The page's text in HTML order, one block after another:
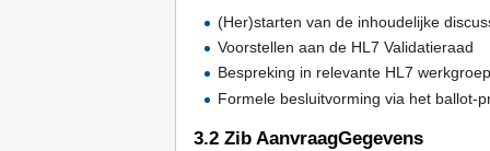
(Her)starten van de inhoudelijke
Voorstellen aan de HL7 Validatieraad
Bespreking in relevante HL7
Formele besluitvorming via het ballot-
3.2 Zib AanvraagGegevens